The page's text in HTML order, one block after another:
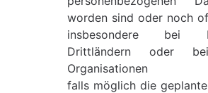
worden sind oder noch
insbesondere bei
Drittländern oder
Organisationen
falls möglich die